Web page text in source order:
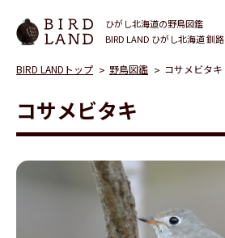
ひがし北海道の野鳥図鑑
BIRD LAND ひがし北海道 釧路
BIRD LANDトップ 野鳥図鑑 コサメビタキ
コサメビタキ